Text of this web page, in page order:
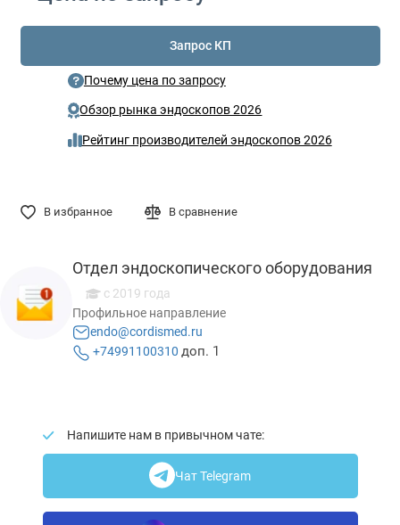
Запрос КП
Почему цена по запросу
Обзор рынка эндоскопов 2026
Рейтинг производителей эндоскопов 2026
В избранное В сравнение
Отдел эндоскопического оборудования
с 2019 года
Профильное направление
endo@cordismed.ru
+74991100310 доп. 1
Напишите нам в привычном чате:
Чат Telegram